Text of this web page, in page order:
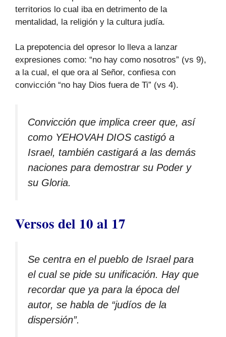
territorios lo cual iba en detrimento de la
mentalidad, la religión y la cultura judía.
La prepotencia del opresor lo lleva a lanzar
expresiones como: “no hay como nosotros” (vs 9),
a la cual, el que ora al Señor, confiesa con
convicción “no hay Dios fuera de Ti” (vs 4).
Convicción que implica creer que, así
como YEHOVAH DIOS castigó a
Israel, también castigará a las demás
naciones para demostrar su Poder y
su Gloria.
Versos del 10 al 17
Se centra en el pueblo de Israel para
el cual se pide su unificación. Hay que
recordar que ya para la época del
autor, se habla de “judíos de la
dispersión”.